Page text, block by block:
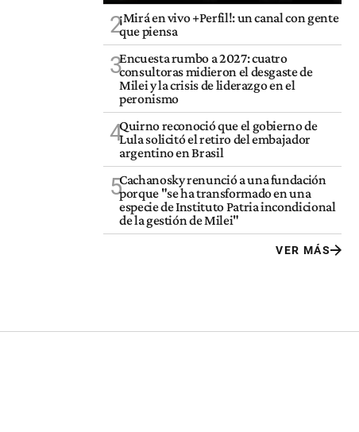
2¡Mirá en vivo +Perfil!: un canal con gente
que piensa
3Encuesta rumbo a 2027: cuatro
consultoras midieron el desgaste de
Milei y la crisis de liderazgo en el
peronismo
4Quirno reconoció que el gobierno de
Lula solicitó el retiro del embajador
argentino en Brasil
5Cachanosky renunció a una fundación
porque "se ha transformado en una
especie de Instituto Patria incondicional
de la gestión de Milei"
VER MÁS